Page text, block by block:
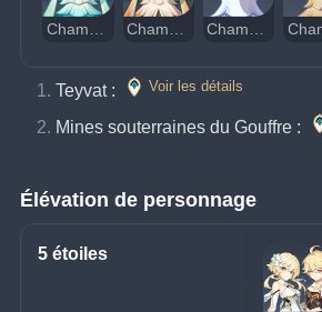
Teyvat : Voir les détails
Mines souterraines du Gouffre :
Élévation de personnage
5 étoiles